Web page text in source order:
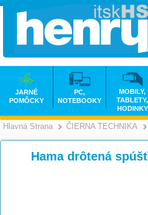
Hlavná Strana ČIERNA TECHNIKA
Hama drôtená
JARNÉ
POMÔCKY
PC,
NOTEBOOKY
MOBILY,
TABLETY,
HODINKY